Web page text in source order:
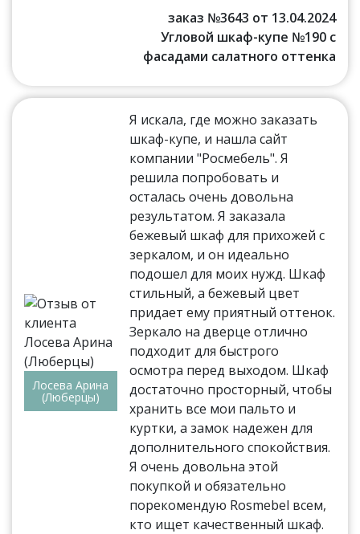
заказ №3643 от 13.04.2024
Угловой шкаф-купе №190 с
фасадами салатного оттенка
Лосева Арина
(Люберцы)
Я искала, где можно заказать
шкаф-купе, и нашла сайт
компании "Росмебель". Я
решила попробовать и
осталась очень довольна
результатом. Я заказала
бежевый шкаф для прихожей с
зеркалом, и он идеально
подошел для моих нужд. Шкаф
стильный, а бежевый цвет
придает ему приятный оттенок.
Зеркало на дверце отлично
подходит для быстрого
осмотра перед выходом. Шкаф
достаточно просторный, чтобы
хранить все мои пальто и
куртки, а замок надежен для
дополнительного спокойствия.
Я очень довольна этой
покупкой и обязательно
порекомендую Rosmebel всем,
кто ищет качественный шкаф.